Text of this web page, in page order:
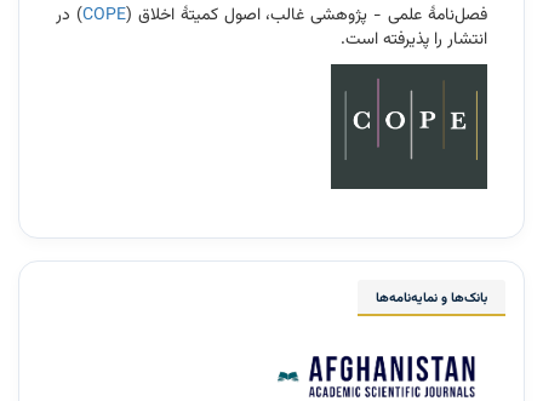
فصل‌نامۀ علمی - پژوهشی غالب، اصول کمیتۀ اخلاق (COPE) در
انتشار را پذیرفته است.
بانک‌ها و نمایه‌نامه‌ها